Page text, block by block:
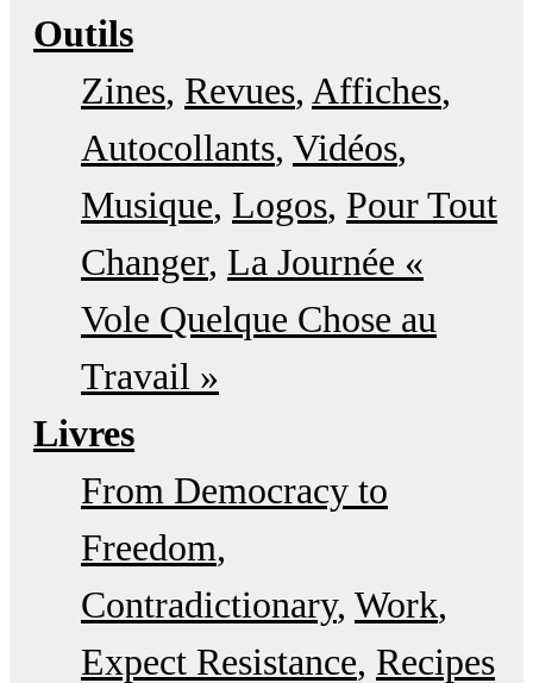
Outils
Zines Revues Affiches
Autocollants Vidéos
Musique Logos Pour Tout
Changer La Journée «
Vole Quelque Chose au
Travail »
Livres
From Democracy to
Freedom
Contradictionary Work
Expect Resistance Recipes